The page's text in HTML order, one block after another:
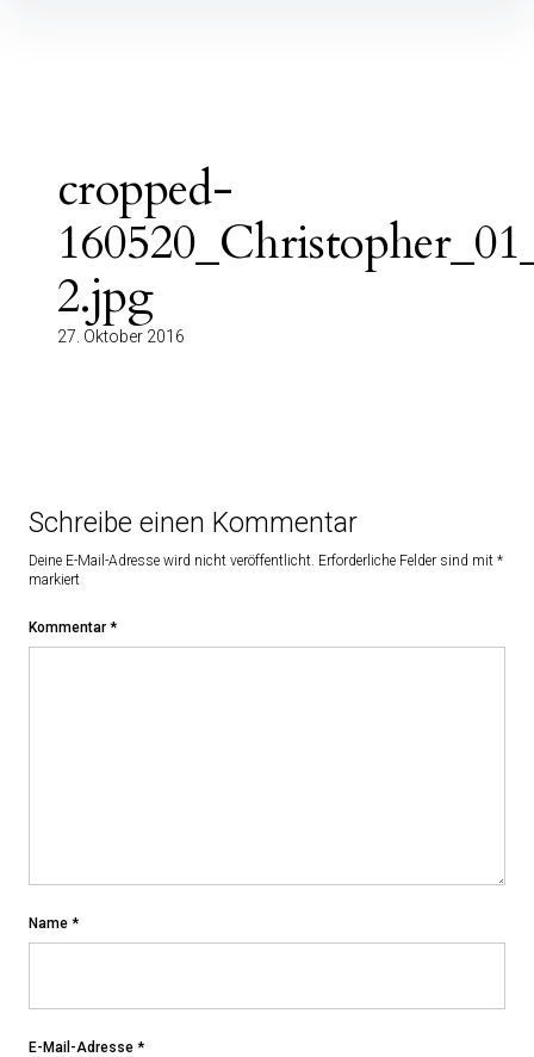
cropped-
2.jpg
27. Oktober 2016
Schreibe einen Kommentar
Deine E-Mail-Adresse wird nicht veröffentlicht. Erforderliche Felder sind mit *
markiert
Kommentar *
Name *
E-Mail-Adresse *